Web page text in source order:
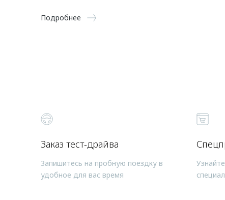
Подробнее
Заказ тест-драйва
Запишитесь на пробную поездку в
удобное для вас время